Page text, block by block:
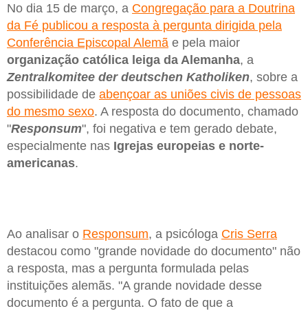
No dia 15 de março, a Congregação para a Doutrina
da Fé publicou a resposta à pergunta dirigida pela
Conferência Episcopal Alemã e pela maior
organização católica leiga da Alemanha, a
Zentralkomitee der deutschen Katholiken, sobre a
possibilidade de abençoar as uniões civis de pessoas
do mesmo sexo. A resposta do documento, chamado
"Responsum", foi negativa e tem gerado debate,
especialmente nas Igrejas europeias e norte-
americanas.
Ao analisar o Responsum, a psicóloga Cris Serra
destacou como "grande novidade do documento" não
a resposta, mas a pergunta formulada pelas
instituições alemãs. "A grande novidade desse
documento é a pergunta. O fato de que a